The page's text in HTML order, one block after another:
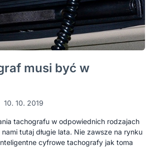
musi być w
10. 10. 2019
tachografu w odpowiednich rodzajach
tutaj długie lata. Nie zawsze na rynku
cyfrowe tachografy jak toma